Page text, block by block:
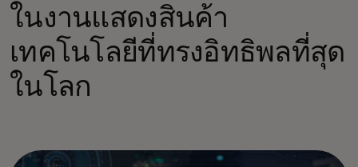
ในงานแสดงสินค้า
เทคโนโลยีที่ทรงอิทธิพลที่สุด
ในโลก